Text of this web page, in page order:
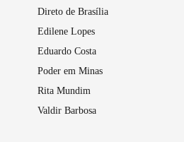
Direto de Brasília
Edilene Lopes
Eduardo Costa
Poder em Minas
Rita Mundim
Valdir Barbosa